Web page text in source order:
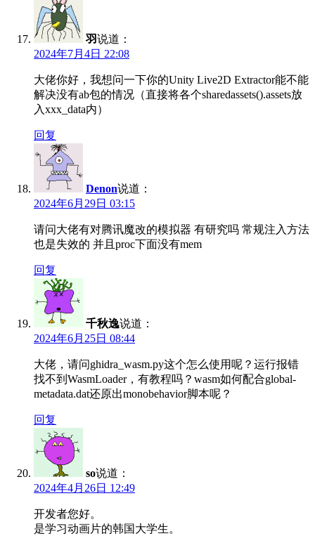
羽说道：
2024年7月4日 22:08
大佬你好，我想问一下你的Unity Live2D Extractor能不能
解决没有ab包的情况（直接将各个sharedassets().assets放
入xxx_data内）
回复
Denon说道：
2024年6月29日 03:15
请问大佬有对腾讯魔改的模拟器 有研究吗 常规注入方法
也是失效的 并且proc下面没有mem
回复
千秋逸说道：
2024年6月25日 08:44
大佬，请问ghidra_wasm.py这个怎么使用呢？运行报错
找不到WasmLoader，有教程吗？wasm如何配合global-
metadata.dat还原出monobehavior脚本呢？
回复
so说道：
2024年4月26日 12:49
开发者您好。
是学习动画片的韩国大学生。